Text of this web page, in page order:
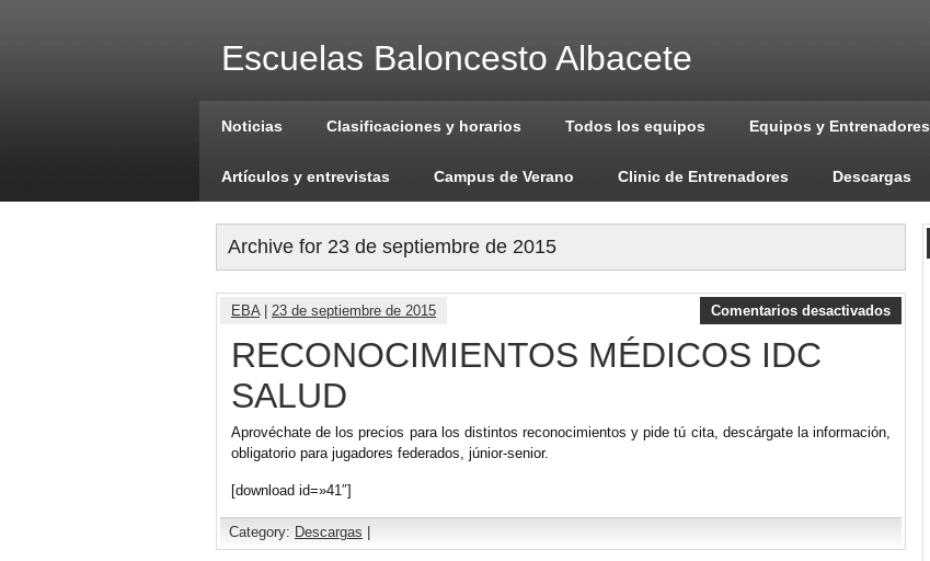
Escuelas Baloncesto Albacete
Noticias Clasificaciones y horarios Todos los equipos Equipos y Entrenadores
Artículos y entrevistas Campus de Verano Clinic de Entrenadores Descargas
Archive for 23 de septiembre de 2015
EBA| 23 de septiembre de 2015 Comentarios desactivados
RECONOCIMIENTOS MÉDICOS IDC
SALUD
Aprovéchate de los precios para los distintos reconocimientos y pide tú cita, descárgate la información,
obligatorio para jugadores federados, júnior-senior.
[download id=»41″]
Category: Descargas